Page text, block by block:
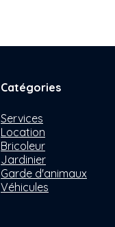
Catégories
Services
Location
Bricoleur
Jardinier
Garde d'animaux
Véhicules